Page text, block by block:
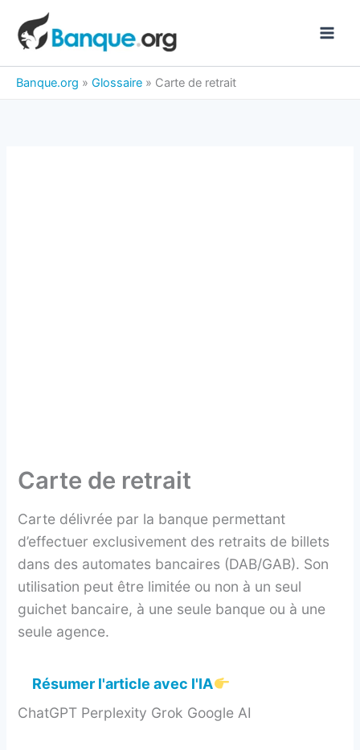
contenu
Banque.org » Glossaire » Carte de retrait
Carte de retrait
Carte délivrée par la banque permettant
d’effectuer exclusivement des retraits de billets
dans des automates bancaires (DAB/GAB). Son
utilisation peut être limitée ou non à un seul
guichet bancaire, à une seule banque ou à une
seule agence.
Résumer l'article avec l'IA
ChatGPT Perplexity Grok Google AI